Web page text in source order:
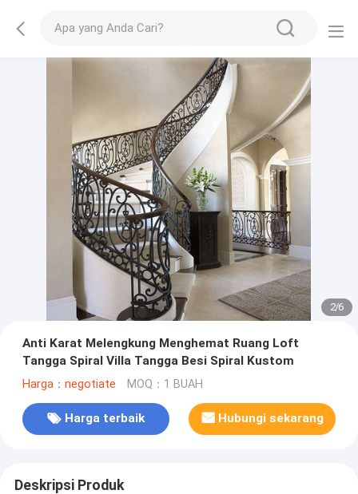
2/6
Anti Karat Melengkung Menghemat Ruang Loft
Tangga Spiral Villa Tangga Besi Spiral Kustom
Harga：negotiate MOQ：1 BUAH
Harga terbaik Hubungi sekarang
Deskripsi Produk